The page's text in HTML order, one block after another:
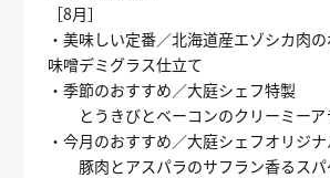
［8月］
・美味しい定番／北海道産エゾシカ肉
味噌デミグラス仕立て
・季節のおすすめ／大庭シェフ特製
とうきびとベーコンのクリーミーア
・今月のおすすめ／大庭シェフオリジ
豚肉とアスパラのサフラン香るス